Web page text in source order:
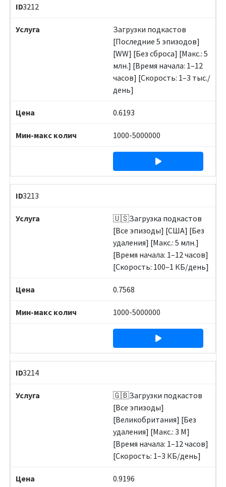
3212
Загрузки подкастов
[Последние 5 эпизодов]
[WW] [Без сброса] [Макс.: 5
млн.] [Время начала: 1–12
часов] [Скорость: 1–3 тыс./
день]
0.6193
1000-5000000
3213
🇺🇸Загрузка подкастов
[Все эпизоды] [США] [Без
удаления] [Макс.: 5 млн.]
[Время начала: 1–12 часов]
[Скорость: 100–1 КБ/день]
0.7568
1000-5000000
3214
🇬🇧Загрузки подкастов
[Все эпизоды]
[Великобритания] [Без
удаления] [Макс.: 3 М]
[Время начала: 1–12 часов]
[Скорость: 1–3 КБ/день]
0.9196